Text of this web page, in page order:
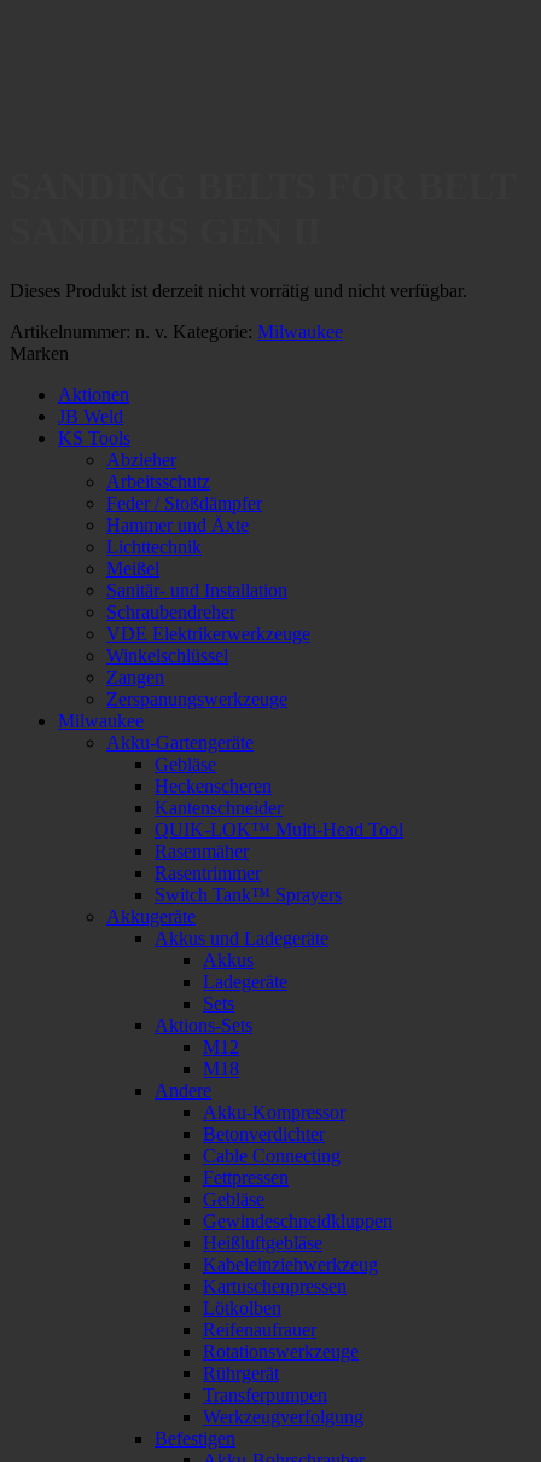
Dieses Produkt ist derzeit nicht vorrätig und nicht verfügbar.
Artikelnummer: n. v. Kategorie: Milwaukee
Marken
Aktionen
JB Weld
KS Tools
Abzieher
Arbeitsschutz
Feder / Stoßdämpfer
Hammer und Äxte
Lichttechnik
Meißel
Sanitär- und Installation
Schraubendreher
VDE Elektrikerwerkzeuge
Winkelschlüssel
Zangen
Zerspanungswerkzeuge
Milwaukee
Akku-Gartengeräte
Gebläse
Heckenscheren
Kantenschneider
QUIK-LOK™ Multi-Head Tool
Rasenmäher
Rasentrimmer
Switch Tank™ Sprayers
Akkugeräte
Akkus und Ladegeräte
Akkus
Ladegeräte
Sets
Aktions-Sets
M12
M18
Andere
Akku-Kompressor
Betonverdichter
Cable Connecting
Fettpressen
Gebläse
Gewindeschneidkluppen
Heißluftgebläse
Kabeleinziehwerkzeug
Kartuschenpressen
Lötkolben
Reifenaufrauer
Rotationswerkzeuge
Rührgerät
Transferpumpen
Werkzeugverfolgung
Befestigen